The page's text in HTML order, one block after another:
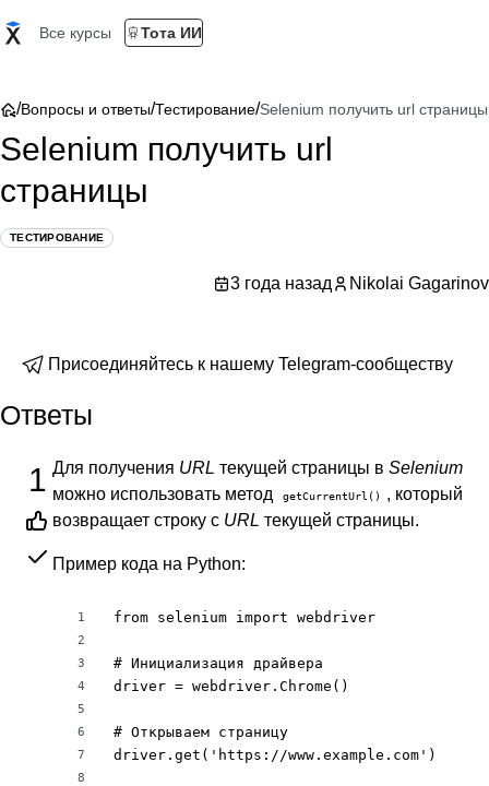
Все курсы Тота ИИ
/Вопросы и ответы/Тестирование/Selenium получить url страницы
Selenium получить url
страницы
ТЕСТИРОВАНИЕ
3 года назад Nikolai Gagarinov
Присоединяйтесь к нашему Telegram-сообществу
Ответы
1 Для получения URL текущей страницы в Selenium
можно использовать метод
getCurrentUrl()
, который
возвращает строку с URL текущей страницы.
Пример кода на Python:
1
2
3
4
5
6
7
8
from selenium import webdriver
# Инициализация драйвера
driver = webdriver.Chrome()
# Открываем страницу
driver.get('https://www.example.com')